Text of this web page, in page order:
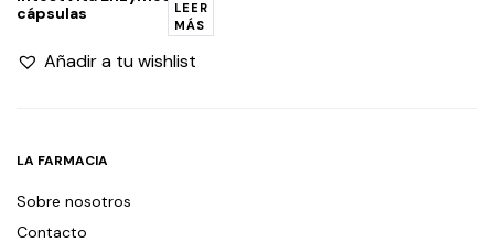
LEER
MÁS
cápsulas
Añadir a tu wishlist
LA FARMACIA
Sobre nosotros
Contacto